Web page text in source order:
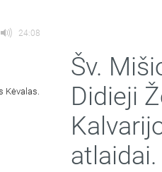
24:08
Kėvalas.
Šv.
Didieji
atlaidai.